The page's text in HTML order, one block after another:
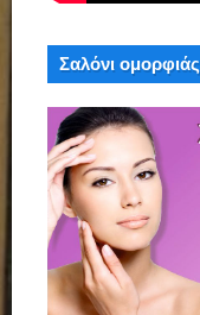
Σαλόνι ομορφιάς